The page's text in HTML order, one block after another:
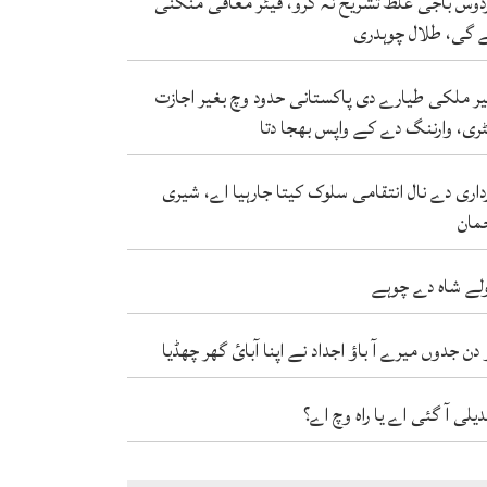
گی، طلال چوہدری
ملکی طیارے دی پاکستانی حدود وچ بغیر اجازت
وارننگ دے کے واپس بھجا دتا
دے نال انتقامی سلوک کیتا جارہیا اے، شیری
شاہ دے چوہے
دن جدوں میرے آ باؤ اجداد نے اپنا آبائ گھر چھڈیا
آ گئی اے یا راہ وچ اے؟